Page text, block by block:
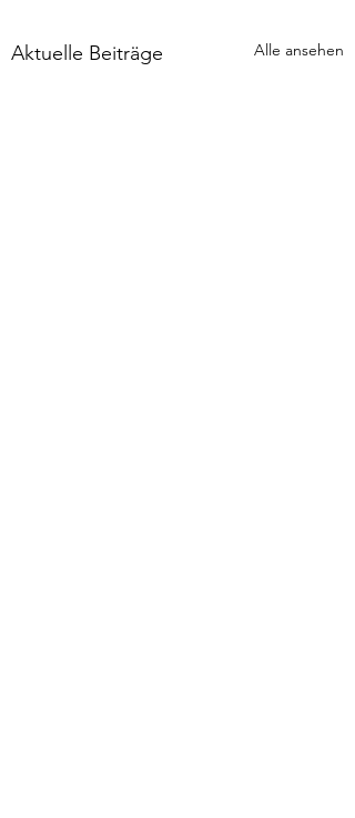
Aktuelle Beiträge Alle ansehen